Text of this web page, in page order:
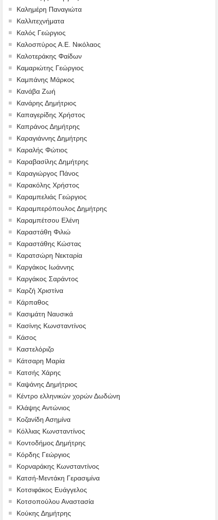
Καλημέρη Παναγιώτα
Καλλιτεχνήματα
Καλός Γεώργιος
Καλοσπύρος Α.Ε. Νικόλαος
Καλοτεράκης Φαίδων
Καμαριώτης Γεώργιος
Καμπάνης Μάρκος
Κανάβα Ζωή
Κανάρης Δημήτριος
Καπαγερίδης Χρήστος
Καπράνος Δημήτρης
Καραγιάννης Δημήτρης
Καραλής Φώτιος
Καραβασίλης Δημήτρης
Καραγιώργος Πάνος
Καρακόλης Χρήστος
Καραμπελιάς Γεώργιος
Καραμπερόπουλος Δημήτρης
Καραμπέτσου Ελένη
Καραστάθη Φιλιώ
Καραστάθης Κώστας
Καρατσώρη Νεκταρία
Καργάκος Ιωάννης
Καργάκος Σαράντος
Καρζή Χριστίνα
Κάρπαθος
Κασιμάτη Ναυσικά
Κασίνης Κωνσταντίνος
Κάσος
Καστελόριζο
Κάτσαρη Μαρία
Κατσής Χάρης
Καψάνης Δημήτριος
Κέντρο ελληνικών χορών Δωδώνη
Κλάψης Αντώνιος
Κοζανίδη Ασημίνα
Κόλλιας Κωνσταντίνος
Κοντοδήμος Δημήτρης
Κόρδης Γεώργιος
Κορναράκης Κωνσταντίνος
Κατσή-Μεντάκη Γερασιμίνα
Κοτσιφάκος Ευάγγελος
Κοτσοπούλου Αναστασία
Κούκης Δημήτρης